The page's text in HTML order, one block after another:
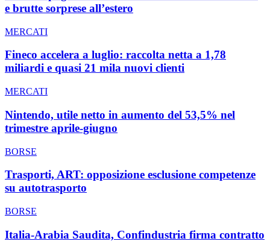
e brutte sorprese all’estero
MERCATI
Fineco accelera a luglio: raccolta netta a 1,78
miliardi e quasi 21 mila nuovi clienti
MERCATI
Nintendo, utile netto in aumento del 53,5% nel
trimestre aprile-giugno
BORSE
Trasporti, ART: opposizione esclusione competenze
su autotrasporto
BORSE
Italia-Arabia Saudita, Confindustria firma contratto